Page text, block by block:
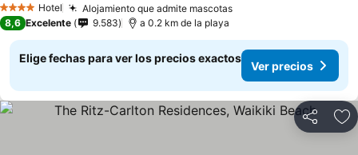
4 EstrellasHotel Alojamiento que admite mascotas
8,6 Excelente 9.583 a 0.2 km de la playa
Elige fechas para ver los precios exactos
Ver precios
Compartir